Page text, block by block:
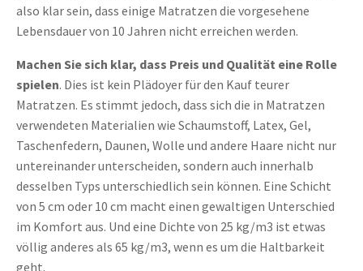
also klar sein, dass einige Matratzen die vorgesehene
Lebensdauer von 10 Jahren nicht erreichen werden.
Machen Sie sich klar, dass Preis und Qualität eine Rolle
spielen. Dies ist kein Plädoyer für den Kauf teurer
Matratzen. Es stimmt jedoch, dass sich die in Matratzen
verwendeten Materialien wie Schaumstoff, Latex, Gel,
Taschenfedern, Daunen, Wolle und andere Haare nicht nur
untereinander unterscheiden, sondern auch innerhalb
desselben Typs unterschiedlich sein können. Eine Schicht
von 5 cm oder 10 cm macht einen gewaltigen Unterschied
im Komfort aus. Und eine Dichte von 25 kg/m3 ist etwas
völlig anderes als 65 kg/m3, wenn es um die Haltbarkeit
geht.